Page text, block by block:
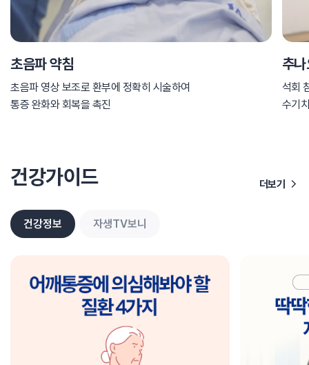
초음파 약침
초음파 영상 보조로 환부에 정확히 시술하여
통증 완화와 회복을 촉진
추
석회
수기
건강가이드 더보기
건강정보 자생TV보니